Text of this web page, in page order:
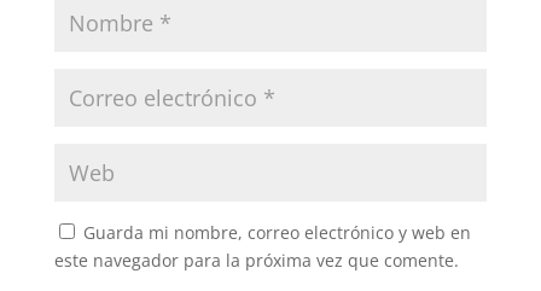
Guarda mi nombre, correo electrónico y web en
este navegador para la próxima vez que comente.